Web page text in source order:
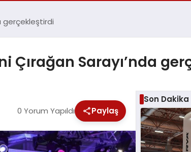
gerçekleştirdi
Çırağan Sarayı’nda
0 Yorum Yapıldı Paylaş
Son Dakika